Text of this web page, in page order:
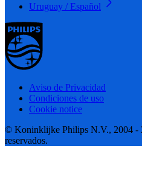
Uruguay / Español
Aviso de Privacidad
Condiciones de uso
Cookie notice
© Koninklijke Philips N.V., 2004 -
reservados.